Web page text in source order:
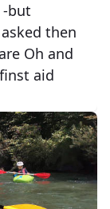
-but
then
Oh and
aid